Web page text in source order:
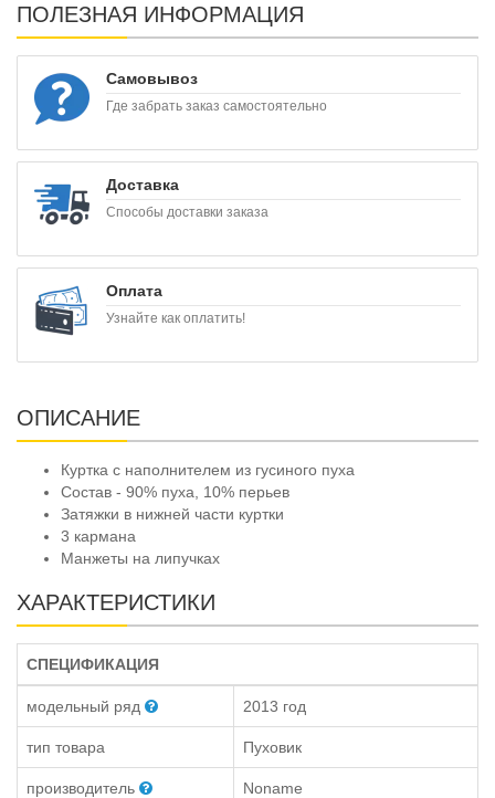
ПОЛЕЗНАЯ ИНФОРМАЦИЯ
Самовывоз
Где забрать заказ самостоятельно
Доставка
Способы доставки заказа
Оплата
Узнайте как оплатить!
ОПИСАНИЕ
Куртка с наполнителем из гусиного пуха
Состав - 90% пуха, 10% перьев
Затяжки в нижней части куртки
3 кармана
Манжеты на липучках
ХАРАКТЕРИСТИКИ
СПЕЦИФИКАЦИЯ
модельный ряд 2013 год
тип товара Пуховик
производитель Noname